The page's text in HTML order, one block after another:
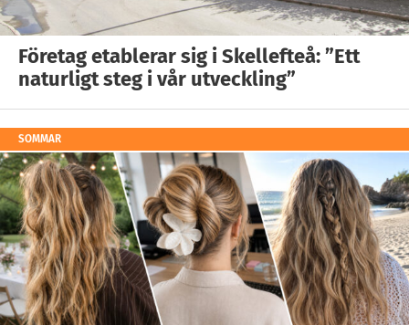
Företag etablerar sig i Skellefteå: ”Ett
naturligt steg i vår utveckling”
SOMMAR